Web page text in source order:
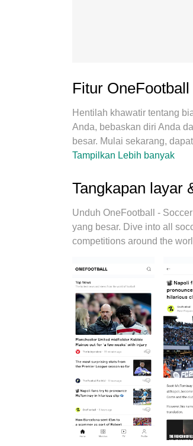
Fitur
Hentilah khawatir tentang
Anda, bebaskan diri Anda
besar. Mulai sekarang,
MEmu menyediakan semua
MEmu 9 yang baru adalah
Anda. Bersandi dengan
lebih pada saat yang
melepaskan potensi penuh
Tampilkan Lebih banyak
Tangkapan layar
Unduh OneFootball -
yang besar. Dive into all
competitions around the